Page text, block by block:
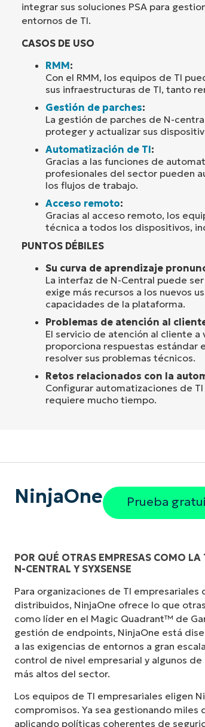
integrar sus soluciones PSA para
entornos de TI.
CASOS DE USO
RMM:
Con el RMM, los equipos de TI
sus infraestructuras de TI, tanto
Gestión de parches:
La gestión de parches de N-
proteger y actualizar sus
Automatización de TI:
Gracias a las funciones de
profesionales del sector pueden
los flujos de trabajo.
Acceso remoto:
Gracias al acceso remoto, los
técnica a todos los dispositivos,
PUNTOS DÉBILES
Su curva de aprendizaje
La interfaz de N-Central puede
exige más recursos a los nuevos
capacidades de la plataforma.
Problemas de atención al
El servicio de atención al cliente a
proporciona respuestas estándar
resolver sus problemas técnicos.
Retos relacionados con la
Configurar automatizaciones de
requiere mucho tiempo.
NinjaOne Prueba
POR QUÉ OTRAS EMPRESAS COMO
N-CENTRAL Y SYXSENSE
Para organizaciones de TI
distribuidos, NinjaOne ofrece lo que
como líder en el Magic Quadrant™ de
gestión de endpoints, NinjaOne está
a las exigencias de entornos a gran
control de nivel empresarial y algunos
más altos del sector.
Los equipos de TI empresariales eligen
compromisos. Ya sea gestionando
aplicando políticas coherentes de
«Antes, necesitaba entre
NinjaOne logra en una sola
mucho más fácil».
Ernie Turner
Director de TI en